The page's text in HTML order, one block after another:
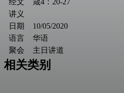
讲义
日期
10/05/2020
语言
华语
聚会
主日讲道
相关类别